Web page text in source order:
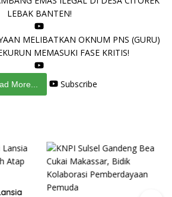
LEBAK BANTEN!
MELIBATKAN OKNUM PNS (GURU)
MEMASUKI FASE KRITIS!
More... Subscribe